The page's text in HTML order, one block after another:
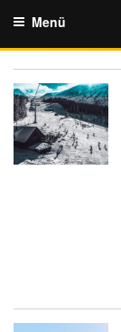
Inhalt
springen
Menü